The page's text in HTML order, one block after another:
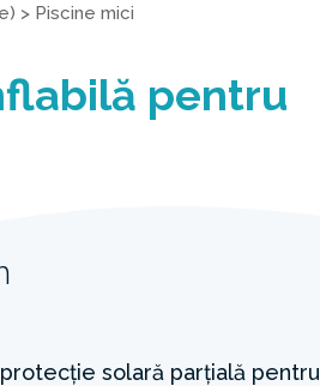
> Piscine mici
pentru
solară parțială pentru